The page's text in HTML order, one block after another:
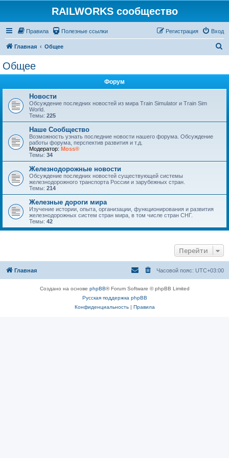
RAILWORKS сообщество
Правила Полезные ссылки Вход
Регистрация
Главная Общее
Общее
Форум
Новости
Обсуждение последних новостей из мира Train Simulator и Train Sim
World.
Темы: 225
Наше Сообщество
Возможность узнать последние новости нашего форума. Обсуждение
работы форума, перспектив развития и т.д.
Модератор: Moss®
Темы: 34
Железнодорожные новости
Обсуждение последних новостей существующей системы
железнодорожного транспорта России и зарубежных стран.
Темы: 214
Железные дороги мира
Изучение истории, опыта, организации, функционирования и развития
железнодорожных систем стран мира, в том числе стран СНГ.
Темы: 42
Перейти
Главная Часовой пояс: UTC+03:00
Создано на основе phpBB® Forum Software © phpBB Limited
Русская поддержка phpBB
Конфиденциальность| Правила